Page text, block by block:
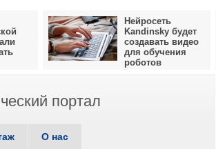
Нейросеть
Kandinsky будет
создавать видео
для обучения
роботов
портал
О нас